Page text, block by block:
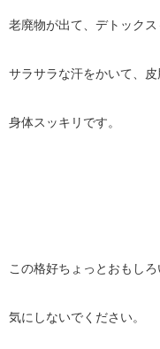
老廃物が出て、デトックス
サラサラな汗をかいて、
身体スッキリです。
この格好ちょっとおもしろ
気にしないでください。